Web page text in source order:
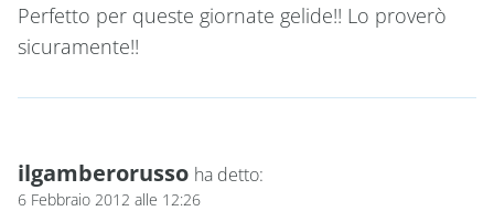
Perfetto per queste giornate gelide!! Lo proverò
sicuramente!!
ilgamberorusso ha detto:
6 Febbraio 2012 alle 12:26